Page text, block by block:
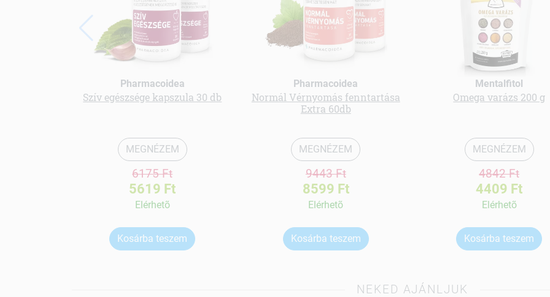
Pharmacoidea
Szív egészsége kapszula 30 db
MEGNÉZEM
6175 Ft
5619 Ft
Elérhetõ
Kosárba teszem
Pharmacoidea
Normál Vérnyomás fenntartása
Extra 60db
MEGNÉZEM
9443 Ft
8599 Ft
Elérhetõ
Kosárba teszem
Mentalfitol
Omega varázs 200 g
MEGNÉZEM
4842 Ft
4409 Ft
Elérhetõ
Kosárba teszem
NEKED AJÁNLJUK